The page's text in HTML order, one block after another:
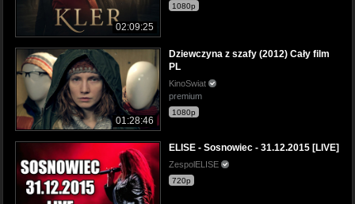
02:09:25
1080p
01:28:46
Dziewczyna z szafy (2012) Cały film
PL
KinoSwiat
premium
1080p
ELISE - Sosnowiec - 31.12.2015 [LIVE]
ZespolELISE
720p